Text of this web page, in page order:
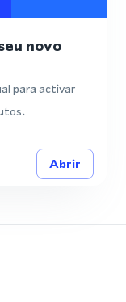
novo
para activar
Abrir